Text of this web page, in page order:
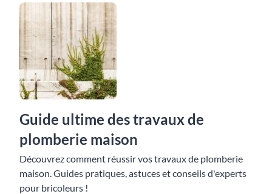
Guide ultime des travaux de
plomberie maison
Découvrez comment réussir vos travaux de plomberie
maison. Guides pratiques, astuces et conseils d'experts
pour bricoleurs !